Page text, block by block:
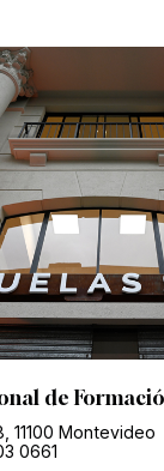
de
11100 Montevideo
0661